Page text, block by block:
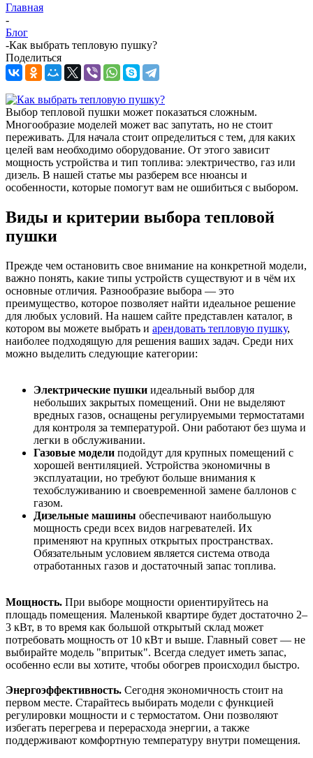
Главная
-
Блог
-Как выбрать тепловую пушку?
Поделиться
Выбор тепловой пушки может показаться сложным.
Многообразие моделей может вас запутать, но не стоит
переживать. Для начала стоит определиться с тем, для каких
целей вам необходимо оборудование. От этого зависит
мощность устройства и тип топлива: электричество, газ или
дизель. В нашей статье мы разберем все нюансы и
особенности, которые помогут вам не ошибиться с выбором.
Виды и критерии выбора тепловой
пушки
Прежде чем остановить свое внимание на конкретной модели,
важно понять, какие типы устройств существуют и в чём их
основные отличия. Разнообразие выбора — это
преимущество, которое позволяет найти идеальное решение
для любых условий. На нашем сайте представлен каталог, в
котором вы можете выбрать и арендовать тепловую пушку,
наиболее подходящую для решения ваших задач. Среди них
можно выделить следующие категории:
Электрические пушки идеальный выбор для
небольших закрытых помещений. Они не выделяют
вредных газов, оснащены регулируемыми термостатами
для контроля за температурой. Они работают без шума и
легки в обслуживании.
Газовые модели подойдут для крупных помещений с
хорошей вентиляцией. Устройства экономичны в
эксплуатации, но требуют больше внимания к
техобслуживанию и своевременной замене баллонов с
газом.
Дизельные машины обеспечивают наибольшую
мощность среди всех видов нагревателей. Их
применяют на крупных открытых пространствах.
Обязательным условием является система отвода
отработанных газов и достаточный запас топлива.
Мощность. При выборе мощности ориентируйтесь на
площадь помещения. Маленькой квартире будет достаточно 2–
3 кВт, в то время как большой открытый склад может
потребовать мощность от 10 кВт и выше. Главный совет — не
выбирайте модель "впритык". Всегда следует иметь запас,
особенно если вы хотите, чтобы обогрев происходил быстро.
Энергоэффективность. Сегодня экономичность стоит на
первом месте. Старайтесь выбирать модели с функцией
регулировки мощности и с термостатом. Они позволяют
избегать перегрева и перерасхода энергии, а также
поддерживают комфортную температуру внутри помещения.